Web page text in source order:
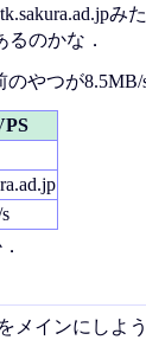
.sakura.ad.jpみ
のかな．
やつが
メインにし